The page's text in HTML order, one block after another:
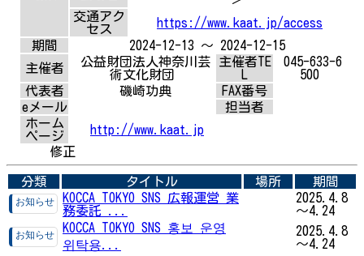
交通アク
セス
https://www.kaat.jp/access
期間
2024-12-13 ～ 2024-12-15
主催者
公益財団法人神奈川芸
術文化財団
主催者TE
045-633-6
500
代表者
磯崎功典
FAX番号
eメール
担当者
ホーム
ページ
http://www.kaat.jp
修正
分類 タイトル 場所
期間
KOCCA TOKYO SNS 広報運営 業
務委託 ...
2025.4.8
～4.24
KOCCA TOKYO SNS 홍보 운영
위탁용...
2025.4.8
～4.24